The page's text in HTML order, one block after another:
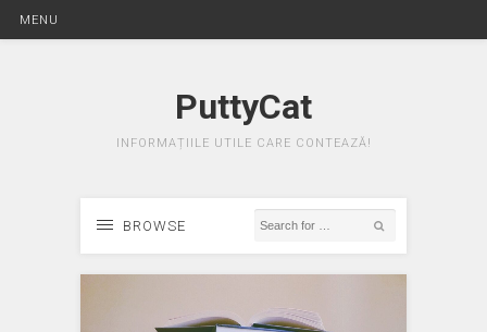
MENU
PuttyCat
INFORMAȚIILE UTILE CARE CONTEAZĂ!
BROWSE